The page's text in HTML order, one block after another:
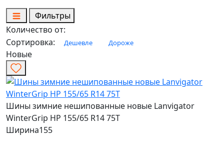
Фильтры
Количество от:
Сортировка:
Дешевле Дороже
Новые
Шины зимние нешипованные новые Lanvigator
WinterGrip HP 155/65 R14 75T
Ширина155